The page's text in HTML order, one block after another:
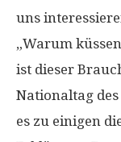
uns
„Warum
ist dieser
Nationaltag des
es zu einigen